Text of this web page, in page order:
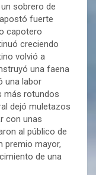
sobrero de
fuerte
capotero
creciendo
volvió a
una faena
una labor
más rotundos
dejó muletazos
con unas
al público de
premio mayor,
de una